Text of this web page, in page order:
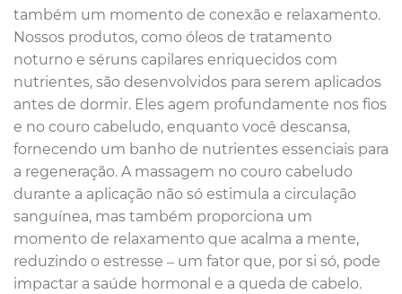
também um momento de conexão e relaxamento.
Nossos produtos, como óleos de tratamento
noturno e séruns capilares enriquecidos com
nutrientes, são desenvolvidos para serem aplicados
antes de dormir. Eles agem profundamente nos fios
e no couro cabeludo, enquanto você descansa,
fornecendo um banho de nutrientes essenciais para
a regeneração. A massagem no couro cabeludo
durante a aplicação não só estimula a circulação
sanguínea, mas também proporciona um
momento de relaxamento que acalma a mente,
reduzindo o estresse – um fator que, por si só, pode
impactar a saúde hormonal e a queda de cabelo.